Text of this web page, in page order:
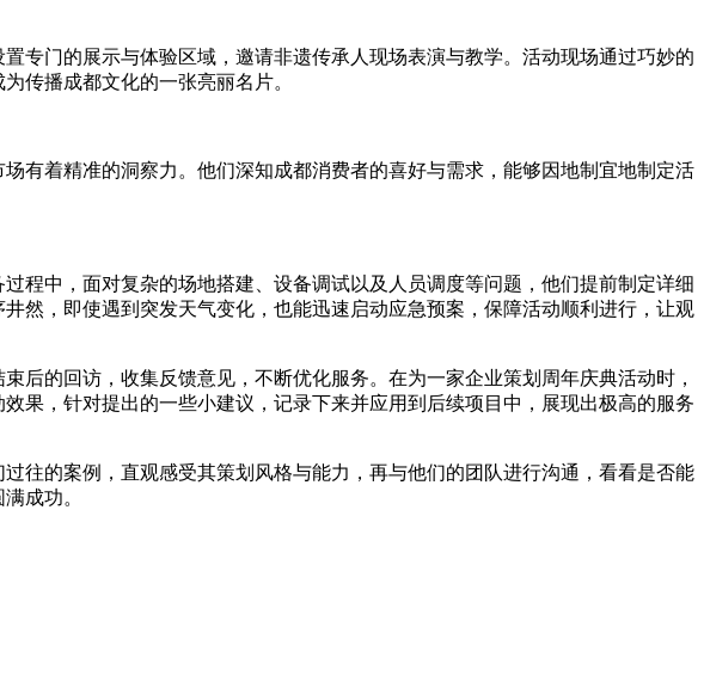
门的展示与体验区域，邀请非遗传承人现场表演与教学。活动现场通过巧妙的
传播成都文化的一张亮丽名片。
着精准的洞察力。他们深知成都消费者的喜好与需求，能够因地制宜地制定活
中，面对复杂的场地搭建、设备调试以及人员调度等问题，他们提前制定详细
然，即使遇到突发天气变化，也能迅速启动应急预案，保障活动顺利进行，让观
的回访，收集反馈意见，不断优化服务。在为一家企业策划周年庆典活动时，
果，针对提出的一些小建议，记录下来并应用到后续项目中，展现出极高的服务
的案例，直观感受其策划风格与能力，再与他们的团队进行沟通，看看是否能
成功。